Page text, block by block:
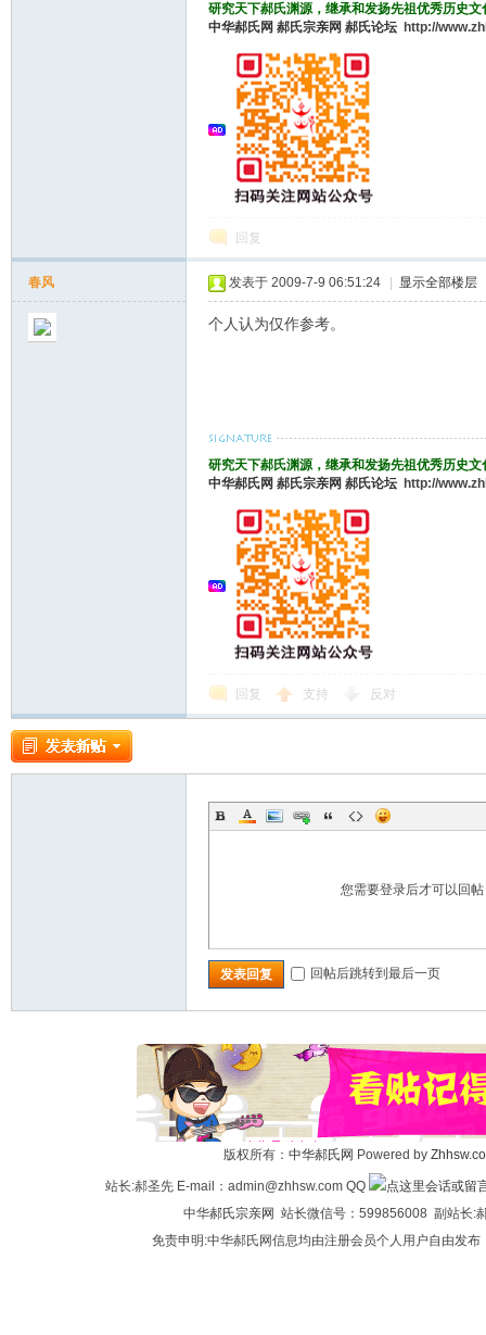
研究天下郝氏渊源，继承和发扬先祖优秀历史
中华郝氏网 郝氏宗亲网 郝氏论坛 http://
回复
春风 发表于 2009-7-9 06:51:24 显示全部楼层
个人认为仅作参考。
研究天下郝氏渊源，继承和发扬先祖优秀历史
中华郝氏网 郝氏宗亲网 郝氏论坛 http://
回复 支持 反对
您需要登录后才可以回帖
发表回复 回帖后跳转到最后一页
版权所有： 中华郝氏网 Powered by
站长:郝圣先 E-mail：admin@zhhsw.com QQ
中华郝氏宗亲网 站长微信号：599856008 副站长:
免责申明:中华郝氏网信息均由注册会员个人用户自由发